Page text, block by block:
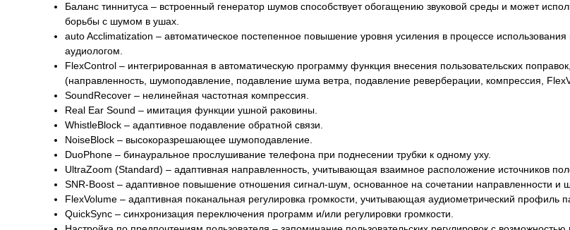
Баланс тиннитуса – встроенный генератор шумов способствует обогащению звуковой среды и может
борьбы с шумом в ушах.
auto Acclimatization – автоматическое постепенное повышение уровня усиления в процессе
аудиологом.
FlexControl – интегрированная в автоматическую программу функция внесения пользовательских
(направленность, шумоподавление, подавление шума ветра, подавление реверберации, компрессия,
SoundRecover – нелинейная частотная компрессия.
Real Ear Sound – имитация функции ушной раковины.
WhistleBlock – адаптивное подавление обратной связи.
NoiseBlock – высокоразрешающее шумоподавление.
DuoPhone – бинауральное прослушивание телефона при поднесении трубки к одному уху.
UltraZoom (Standard) – адаптивная направленность, учитывающая взаимное расположение источников
SNR-Boost – адаптивное повышение отношения сигнал-шум, основанное на сочетании направленности и
FlexVolume – адаптивная поканальная регулировка громкости, учитывающая аудиометрический профиль
QuickSync – синхронизация переключения программ и/или регулировки громкости.